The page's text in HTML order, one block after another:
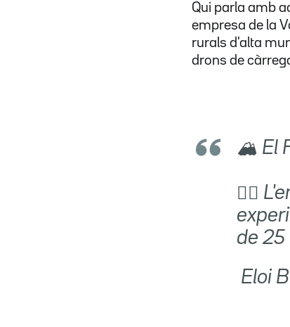
Qui parla amb
empresa de la
rurals d'alta
drons de
🏔️ El
👉🏻
de 25
